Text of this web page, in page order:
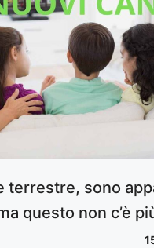
terrestre, sono
questo non c’è